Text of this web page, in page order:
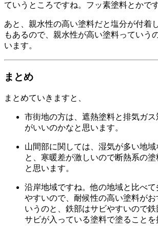
ていうところですね。フッ素塗料とかです
あと、親水性の高い塗料だと塩分が付着
もあるので、親水性が高い塗料っていう
います。
まとめ
まとめていきますと、
市街地の方は、遮熱塗料と排気ガ
がいいのかなと思います。
山間部に関しては、湿気が多い地
と、寒暖差が激しいので断熱系の
と思います。
沿岸地域ですね。他の地域と比べて
やすいので、耐候性の高い塗料が
いうのと、鉄部はサビやすいので
サビが入っている塗料で塗ることを